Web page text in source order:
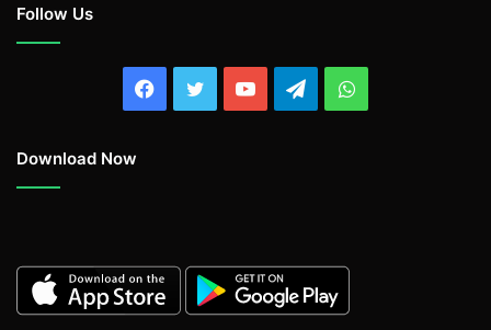
Follow Us
Facebook
TwitterYouTubeTelegramWhatsApp
Download Now